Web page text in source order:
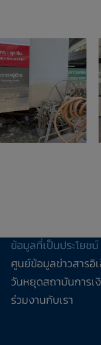
ข้อมูลที่เป็นประโยชน์
ศูนย์ข้อมูลข่าวสาร
วันหยุดสถาบันการเ
ร่วมงานกับเรา